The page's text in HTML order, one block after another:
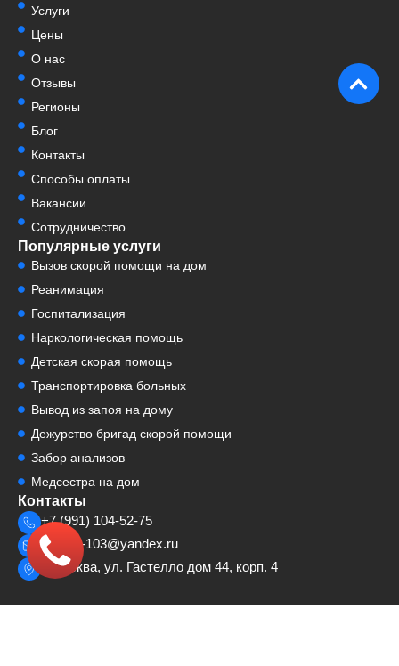
Услуги
Цены
О нас
Отзывы
Регионы
Блог
Контакты
Способы оплаты
Вакансии
Сотрудничество
Популярные услуги
Вызов скорой помощи на дом
Реанимация
Госпитализация
Наркологическая помощь
Детская скорая помощь
Транспортировка больных
Вывод из запоя на дому
Дежурство бригад скорой помощи
Забор анализов
Медсестра на дом
Контакты
+7 (991) 104-52-75
cosmp-103@yandex.ru
г. Москва, ул. Гастелло дом 44, корп. 4